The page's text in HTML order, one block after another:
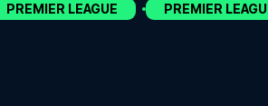
PREMIER LEAGUE PREMIER